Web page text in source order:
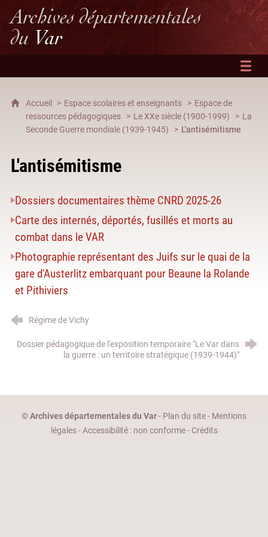
Archives départementales
du Var
Accueil Espace scolaires et enseignants
Espace de
ressources pédagogiques
Le XXe siècle (1900-1999)
La
Seconde Guerre mondiale (1939-1945)
L'antisémitisme
L'antisémitisme
Dossiers documentaires thème CNRD 2025-26
Carte des internés, déportés, fusillés et morts au
combat dans le VAR
Photographie représentant des Juifs sur le quai de la
gare d'Austerlitz embarquant pour Beaune la Rolande
et Pithiviers
Régime de Vichy
Dossier pédagogique de l'exposition temporaire "Le Var dans
la guerre : un territoire stratégique (1939-1944)"
©Archives départementales du Var- Plan du site- Mentions
légales-Accessibilité : non conforme- Crédits